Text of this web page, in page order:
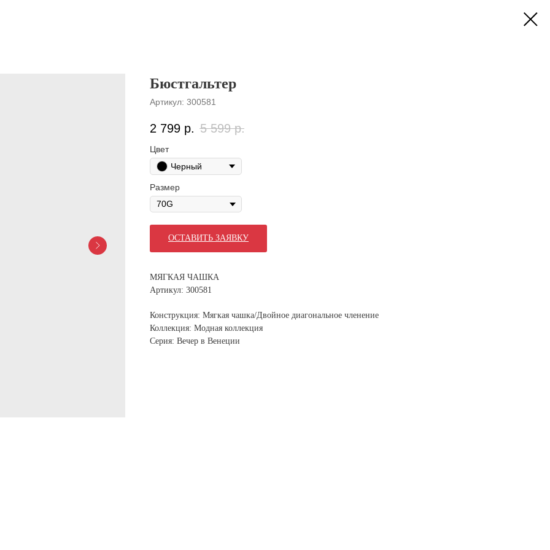
Бюстгальтер
Артикул: 300581
2 799 р. 5 599 р.
Цвет
Черный
Размер
ОСТАВИТЬ ЗАЯВКУ
МЯГКАЯ ЧАШКА
Артикул: 300581
Конструкция: Мягкая чашка/Двойное диагональное членение
Коллекция: Модная коллекция
Серия: Вечер в Венеции